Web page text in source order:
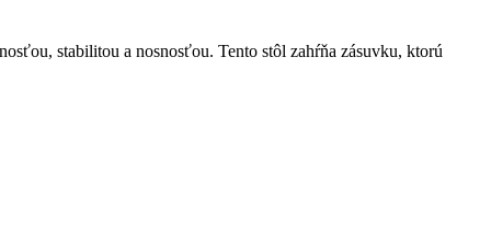
stabilitou a nosnosťou. Tento stôl zahŕňa zásuvku, ktorú